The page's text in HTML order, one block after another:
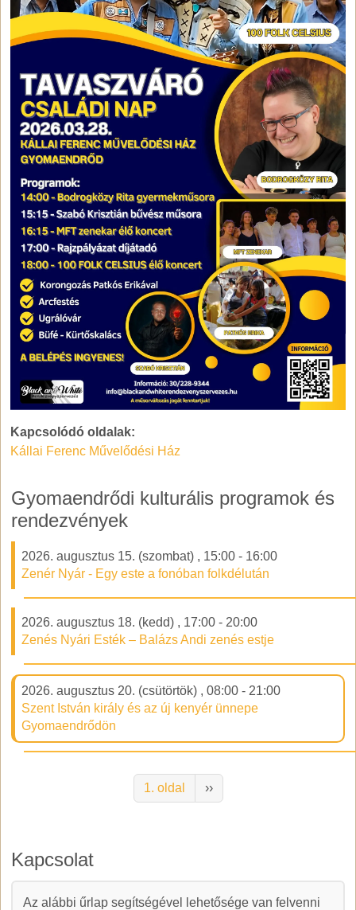
Kapcsolódó oldalak:
Kállai Ferenc Művelődési Ház
Gyomaendrődi kulturális programok és
rendezvények
2026. augusztus 15. (szombat) , 15:00 - 16:00
Zenér Nyár - Egy este a fonóban folkdélután
2026. augusztus 18. (kedd) , 17:00 - 20:00
Zenés Nyári Esték – Balázs Andi zenés estje
2026. augusztus 20. (csütörtök) , 08:00 - 21:00
Szent István király és az új kenyér ünnepe
Gyomaendrődön
1. oldal
Következő oldal
››
Kapcsolat
Az alábbi űrlap segítségével lehetősége van felvenni